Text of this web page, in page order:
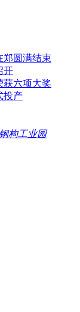
郑圆满结束
开
获六项大奖
投产
构工业园